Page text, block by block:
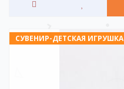
СУВЕНИР-ДЕТСКАЯ ИГРУШКА